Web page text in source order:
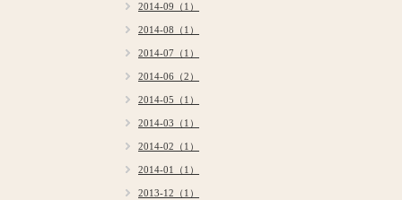
2014-09（1）
2014-08（1）
2014-07（1）
2014-06（2）
2014-05（1）
2014-03（1）
2014-02（1）
2014-01（1）
2013-12（1）